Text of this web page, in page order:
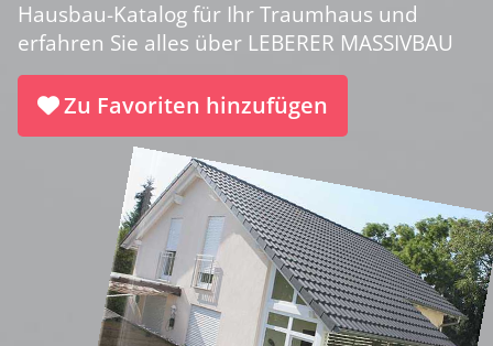
Hausbau-Katalog für Ihr Traumhaus und
erfahren Sie alles über LEBERER MASSIVBAU
Zu Favoriten hinzufügen